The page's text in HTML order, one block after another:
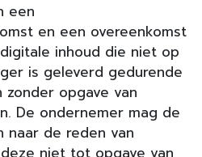
een
en een overeenkomst
inhoud die niet op
is geleverd gedurende
zonder opgave van
De ondernemer mag de
naar de reden van